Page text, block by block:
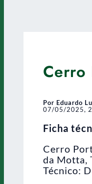
Cerro
Por Eduardo
07/05/2025,
Ficha
Cerro
da Motta,
Técnico: